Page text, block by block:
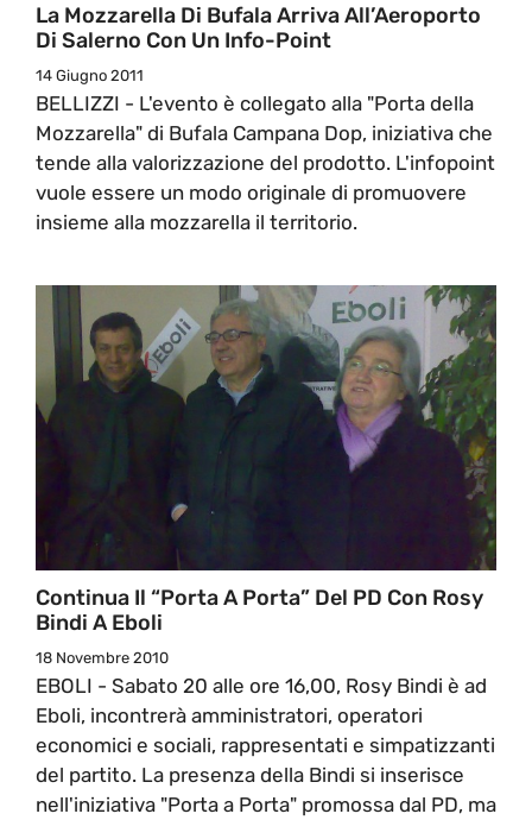
La Mozzarella Di Bufala Arriva All’Aeroporto
Di Salerno Con Un Info-Point
14 Giugno 2011
BELLIZZI - L'evento è collegato alla "Porta della
Mozzarella" di Bufala Campana Dop, iniziativa che
tende alla valorizzazione del prodotto. L'infopoint
vuole essere un modo originale di promuovere
insieme alla mozzarella il territorio.
Continua Il “Porta A Porta” Del PD Con Rosy
Bindi A Eboli
18 Novembre 2010
EBOLI - Sabato 20 alle ore 16,00, Rosy Bindi è ad
Eboli, incontrerà amministratori, operatori
economici e sociali, rappresentati e simpatizzanti
del partito. La presenza della Bindi si inserisce
nell'iniziativa "Porta a Porta" promossa dal PD, ma